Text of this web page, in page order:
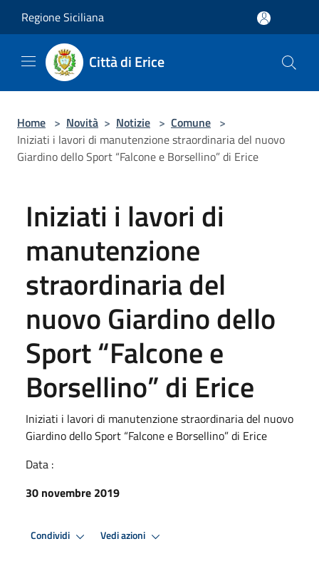
Regione Siciliana
Città di Erice
Home > Novità > Notizie > Comune >
Iniziati i lavori di manutenzione straordinaria del nuovo
Giardino dello Sport “Falcone e Borsellino” di Erice
Iniziati i lavori di
manutenzione
straordinaria del
nuovo Giardino dello
Sport “Falcone e
Borsellino” di Erice
Iniziati i lavori di manutenzione straordinaria del nuovo
Giardino dello Sport “Falcone e Borsellino” di Erice
Data :
30 novembre 2019
Condividi Vedi azioni